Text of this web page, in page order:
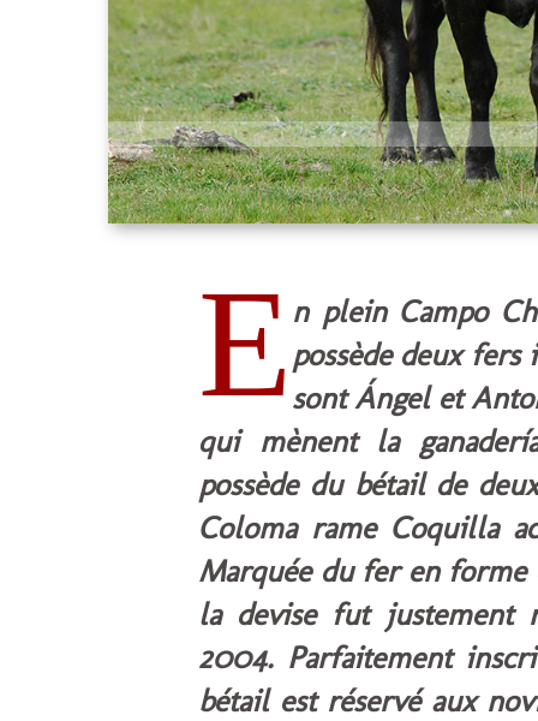
E n plein Campo
possède deux fers
sont Ángel et
qui mènent la
possède du bétail de
Coloma rame Coquilla
Marquée du fer en forme
la devise fut justement
2004. Parfaitement
bétail est réservé aux